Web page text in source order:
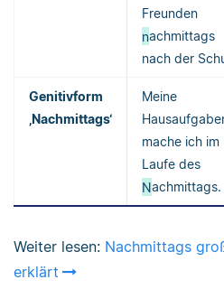
Freunden
nachmittags
nach der
Genitivform
‚Nachmittags‘
Meine
mache ich im
Laufe des
Nachmittags.
Weiter lesen: Nachmittags
erklärt